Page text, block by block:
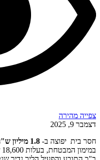
צפייה מהירה
דצמבר 9, 2025
חסר בית יפוצה ב- 1.8 מיליון ש"ח